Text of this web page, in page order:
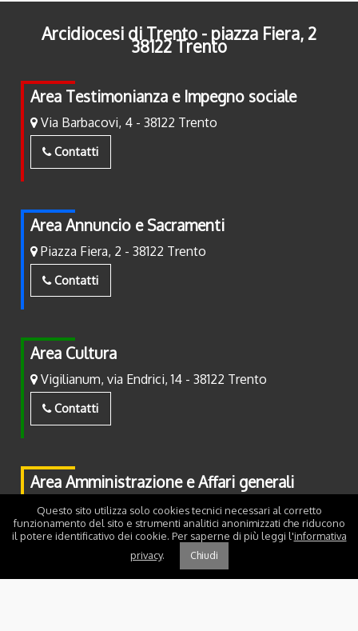
Arcidiocesi di Trento - piazza Fiera, 2
38122 Trento
Area Testimonianza e Impegno sociale
Via Barbacovi, 4 - 38122 Trento
Contatti
Area Annuncio e Sacramenti
Piazza Fiera, 2 - 38122 Trento
Contatti
Area Cultura
Vigilianum, via Endrici, 14 - 38122 Trento
Contatti
Area Amministrazione e Affari generali
Piazza Fiera, 2 - 38122 Trento
Contatti
Questo sito utilizza solo cookies tecnici necessari al corretto
funzionamento del sito e strumenti analitici anonimizzati che riducono
il potere identificativo dei cookie. Per saperne di più leggi l'informativa
privacy. Chiudi